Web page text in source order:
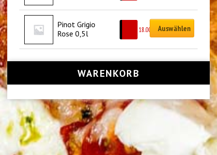
Pinot Grigio
Rose 0,5l
18.00 Auswählen
WARENKORB